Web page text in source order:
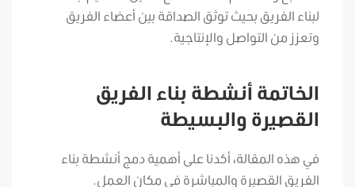
لبناء الفريق بحيث توثق الصداقة بين أعضاء الفريق
وتعزز من التواصل والإنتاجية.
الخاتمة أنشطة بناء الفريق
القصيرة والبسيطة
في هذه المقالة، أكدنا على أهمية دمج أنشطة بناء
الفريق القصيرة والمباشرة في مكان العمل.